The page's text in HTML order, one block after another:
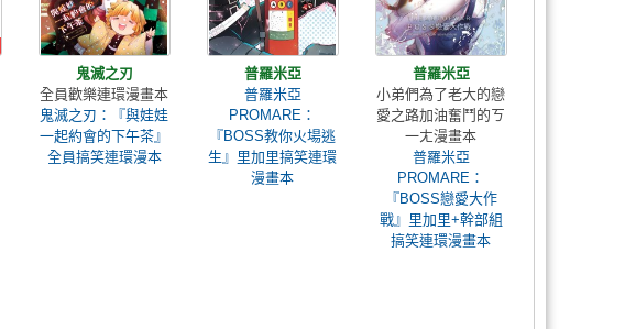
鬼滅之刃
全員歡樂連環漫畫本
鬼滅之刃：『與娃娃
一起約會的下午茶』
全員搞笑連環漫本
普羅米亞
普羅米亞
PROMARE：
『BOSS教你火場逃
生』里加里搞笑連環
漫畫本
普羅米亞
小弟們為了老大的戀
愛之路加油奮鬥的ㄎ
一ㄤ漫畫本
普羅米亞
PROMARE：
『BOSS戀愛大作
戰』里加里+幹部組
搞笑連環漫畫本